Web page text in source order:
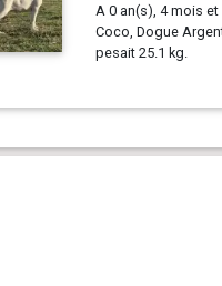
A 0 an(s), 4 mois et
Coco, Dogue
pesait 25.1 kg.